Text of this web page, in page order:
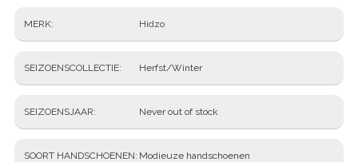
MERK Hidzo
SEIZOENSCOLLECTIE Herfst/Winter
SEIZOENSJAAR Never out of stock
SOORT HANDSCHOENEN Modieuze handschoenen